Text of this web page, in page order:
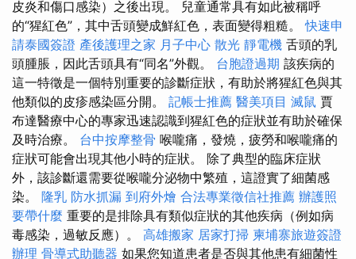
皮炎和傷口感染）之後出現。 兒童通常具有如此被稱呼
的“猩紅色”，其中舌頭變成鮮紅色，表面變得粗糙。快速申
請泰國簽證 產後護理之家 月子中心 散光 靜電機 舌頭的乳
頭腫脹，因此舌頭具有“同名”外觀。 台胞證過期 該疾病的
這一特徵是一個特別重要的診斷症狀，有助於將猩紅色與其
他類似的皮疹感染區分開。 記帳士推薦 醫美項目 滅鼠 賈
布達醫療中心的專家迅速認識到猩紅色的症狀並有助於確保
及時治療。 台中按摩整骨 喉嚨痛，發燒，疲勞和喉嚨痛的
症狀可能會出現其他小時的症狀。 除了典型的臨床症狀
外，該診斷還需要從喉嚨分泌物中繁殖，這證實了細菌感
染。 隆乳 防水抓漏 到府外燴 合法專業徵信社推薦 辦護照
要帶什麼 重要的是排除具有類似症狀的其他疾病（例如病
毒感染，過敏反應）。 高雄搬家 居家打掃 柬埔寨旅遊簽證
辦理 骨導式助聽器 如果您知道患者是否與其他患有細菌性